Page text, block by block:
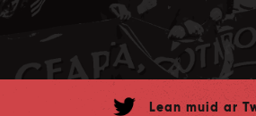
Lean muid ar